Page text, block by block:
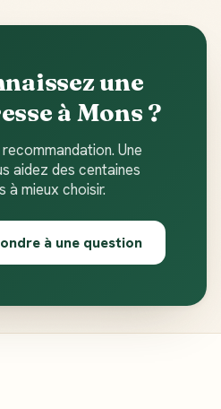
une
à Mons ?
Une
aidez des centaines
à mieux choisir.
à une question